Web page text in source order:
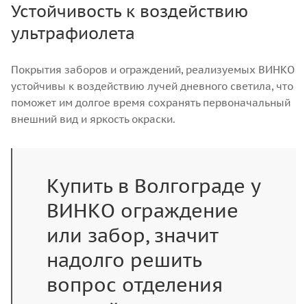
Устойчивость к воздействию
ультрафиолета
Покрытия заборов и ограждений, реализуемых ВИНКО
устойчивы к воздействию лучей дневного светила, что
поможет им долгое время сохранять первоначальный
внешний вид и яркость окраски.
Купить в Волгограде у
ВИНКО ограждение
или забор, значит
надолго решить
вопрос отделения